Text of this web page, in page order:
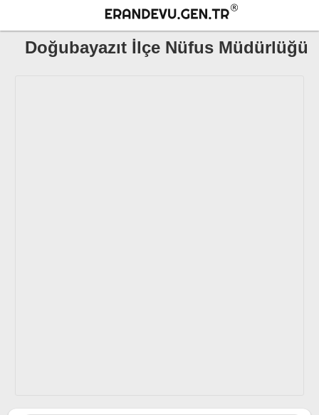
Doğubayazıt İlçe Nüfus Müdürlüğü